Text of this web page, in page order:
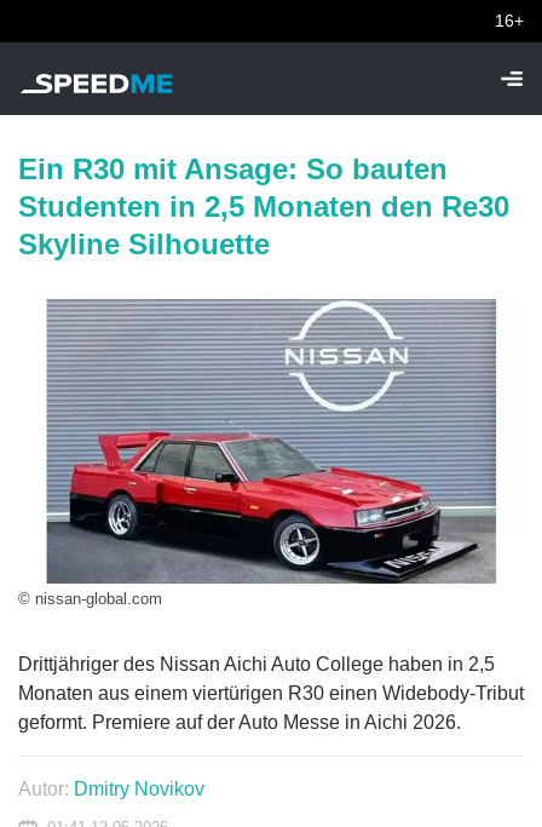
16+
Ein R30 mit Ansage: So bauten
Studenten in 2,5 Monaten den Re30
Skyline Silhouette
© nissan-global.com
Drittjähriger des Nissan Aichi Auto College haben in 2,5
Monaten aus einem viertürigen R30 einen Widebody-Tribut
geformt. Premiere auf der Auto Messe in Aichi 2026.
Autor: Dmitry Novikov